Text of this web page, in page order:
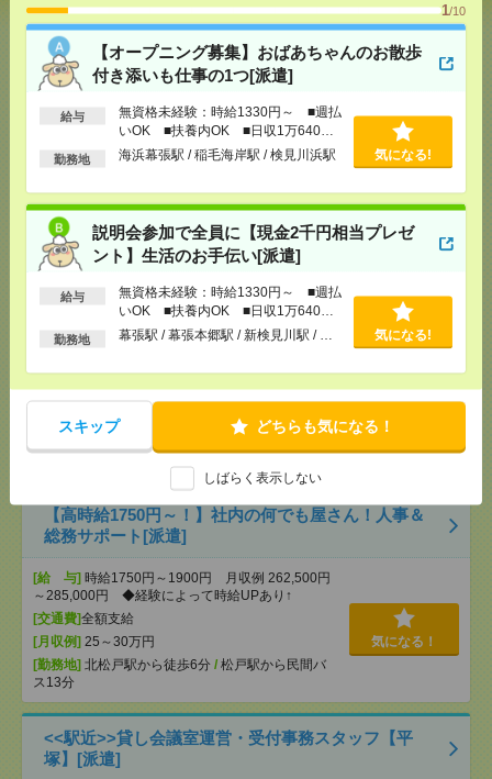
1/10
【オープニング募集】おばあちゃんのお散歩
付き添いも仕事の1つ[派遣]
給与
無資格未経験：時給1330円～ ■週払
いOK ■扶養内OK ■日収1万640円
以上
勤務地 海浜幕張駅 / 稲毛海岸駅 / 検見川浜駅 気になる!
説明会参加で全員に【現金2千円相当プレゼ
ント】生活のお手伝い[派遣]
給与
無資格未経験：時給1330円～ ■週払
いOK ■扶養内OK ■日収1万640円
以上
勤務地 幕張駅 / 幕張本郷駅 / 新検見川駅 / … 気になる!
スキップ どちらも気になる！
しばらく表示しない
[給 与]無資格未経験：時給1330円～ ■週払い
OK ■扶養内OK ■日収1万640円以上
[交通費]
交通費全額支給
[勤務地]海浜幕張駅 稲毛海岸駅 検見川浜駅
説明会参加で全員に【現金2千円相当プレゼント】生
活のお手伝い[派遣]
[給 与]無資格未経験：時給1330円～ ■週払い
OK ■扶養内OK ■日収1万640円以上
[交通費]
交通費全額支給
[勤務地]幕張駅
正社員登用実績あり＊【オシャレ環境×服自由！】時
間に追われずのびのび＊事務サポ[派遣]
[給 与]時給1600円 月収例 224,000円
[月収例]20～25万円
気になる！
【高時給1750円～！】社内の何でも屋さん！人事＆
総務サポート[派遣]
[給 与] 時給1750円～1900円 月収例 262,500円
～285,000円 ◆経験によって時給UPあり↑
[交通費]全額支給
[月収例] 25～30万円
[勤務地] 北松戸駅から徒歩6分 / 松戸駅から民間バ
ス13分
気になる！
<<駅近>>貸し会議室運営・受付事務スタッフ【平
塚】[派遣]